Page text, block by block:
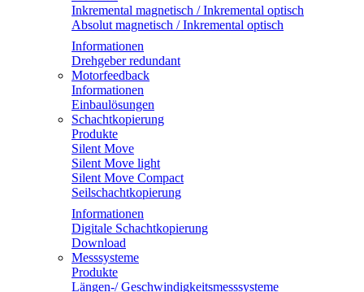
Inkremental magnetisch / Inkremental optisch
Absolut magnetisch / Inkremental optisch
Informationen
Drehgeber redundant
Motorfeedback
Informationen
Einbaulösungen
Schachtkopierung
Produkte
Silent Move
Silent Move light
Silent Move Compact
Seilschachtkopierung
Informationen
Digitale Schachtkopierung
Download
Messsysteme
Produkte
Längen-/ Geschwindigkeitsmesssysteme